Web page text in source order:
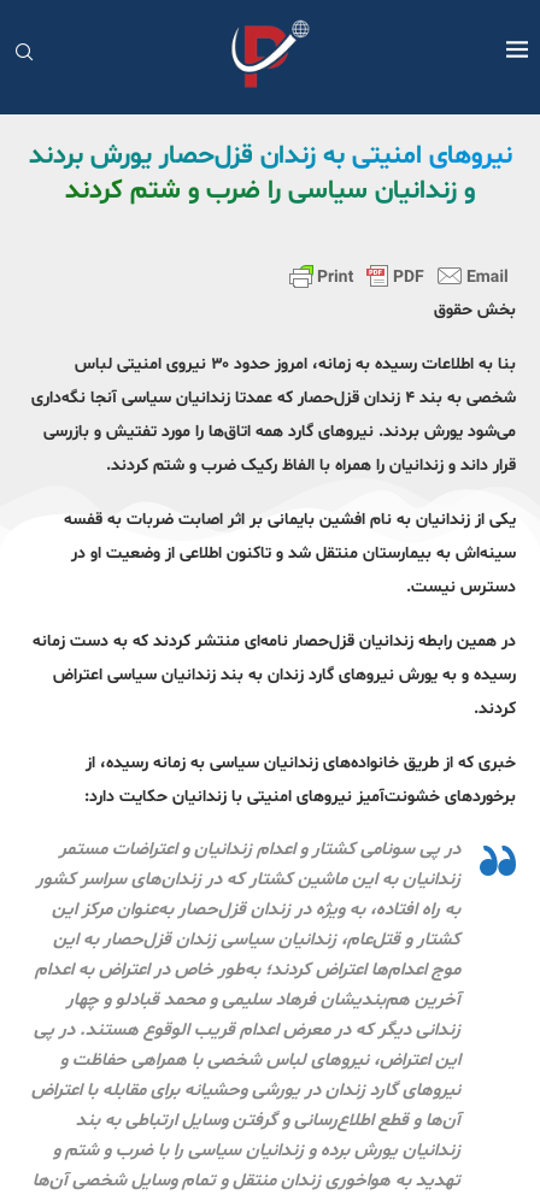
نیروهای امنیتی به زندان قزل‌حصار یورش بردند
و زندانیان سیاسی را ضرب و شتم کردند
بخش حقوق
بنا به اطلاعات رسیده به زمانه، امروز حدود ۳۰ نیروی امنیتی لباس
شخصی به بند ۴ زندان قزل‌حصار که عمدتا زندانیان سیاسی آنجا نگه‌داری
می‌شود یورش بردند. نیروهای گارد همه اتاق‌ها را مورد تفتیش و بازرسی
قرار داند و زندانیان را همراه با الفاظ رکیک ضرب و شتم کردند.
یکی از زندانیان به نام افشین بایمانی بر اثر اصابت ضربات به قفسه
سینه‌اش به بیمارستان منتقل شد و تاکنون اطلاعی از وضعیت او در
دسترس نیست.
در همین رابطه زندانیان قزل‌حصار نامه‌ای منتشر کردند که به دست زمانه
رسیده و به یورش نیروهای گارد زندان به بند زندانیان سیاسی اعتراض
کردند.
خبری که از طریق خانواده‌های زندانیان سیاسی به زمانه رسیده، از
برخوردهای خشونت‌آمیز نیروهای امنیتی با زندانیان حکایت دارد:
در پی سونامی کشتار و اعدام زندانیان و اعتراضات مستمر
زندانیان به این ماشین کشتار که در زندان‌های سراسر کشور
به راه افتاده، به ویژه در زندان قزل‌حصار به‌عنوان مرکز این
کشتار و قتل‌عام، زندانیان سیاسی زندان قزل‌حصار به این
موج اعدام‌ها اعتراض کردند؛ به‌طور خاص در اعتراض به اعدام
آخرین هم‌بندیشان فرهاد سلیمی و محمد قبادلو و چهار
زندانی دیگر که در معرض اعدام قریب الوقوع هستند. در پی
این اعتراض، نیروهای لباس شخصی با همراهی حفاظت و
نیروهای گارد زندان در یورشی وحشیانه برای مقابله با اعتراض
آن‌ها و قطع اطلاع‌رسانی و گرفتن وسایل ارتباطی به بند
زندانیان یورش برده و زندانیان سیاسی را با ضرب و شتم و
تهدید به هواخوری زندان منتقل و تمام وسایل شخصی آن‌ها